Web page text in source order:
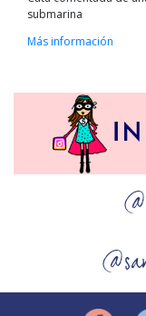
submarina
Más información